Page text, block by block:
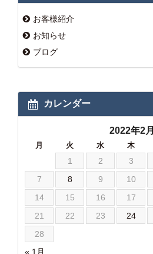
お客様紹介
お知らせ
ブログ
カレンダー
2022年2月
月 火 水 木
« 1月
1 2 3
7
8 9 10
14
15 16 17
21
22 23 24
28